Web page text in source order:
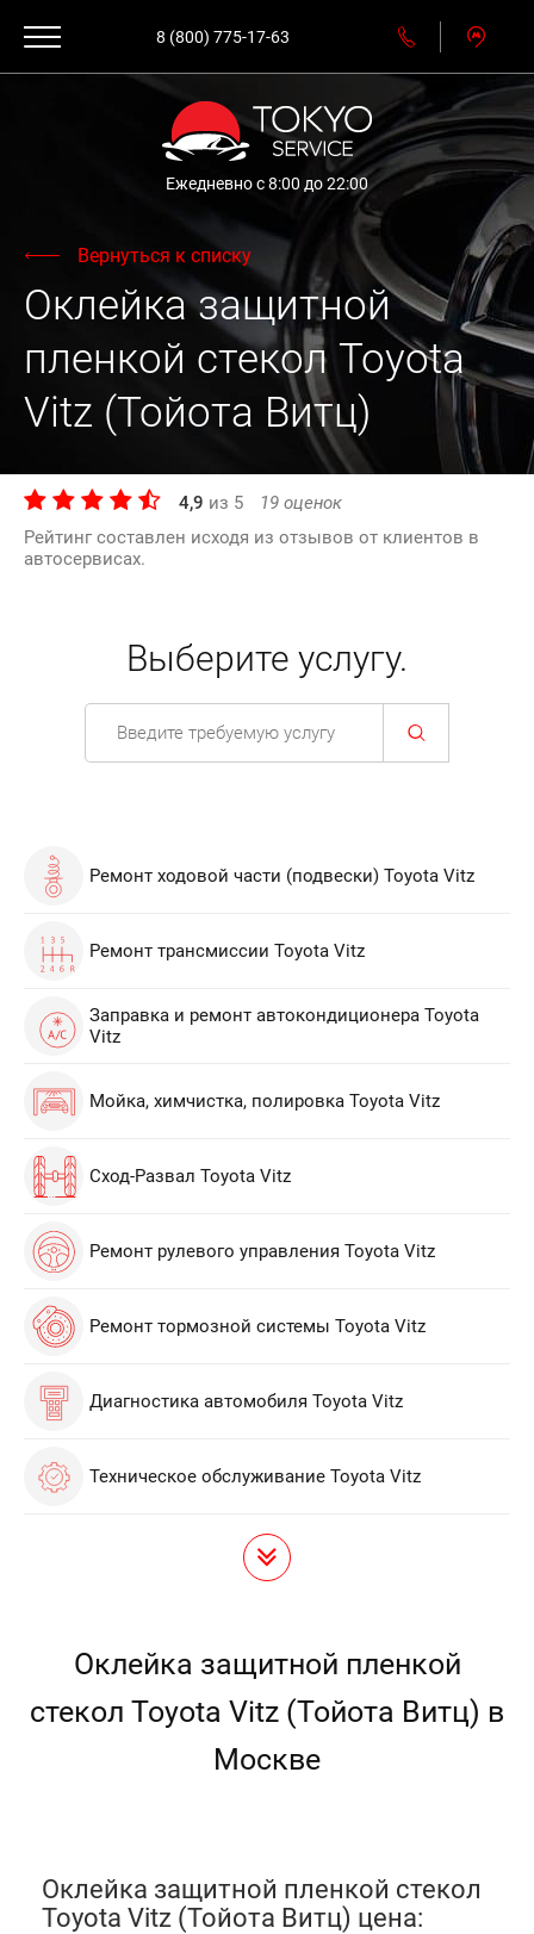
8 (800) 775-17-63
Ежедневно с 8:00 до 22:00
Вернуться к списку
Оклейка защитной
пленкой стекол Toyota
Vitz (Тойота Витц)
4,9 из 5 19 оценок
Рейтинг составлен исходя из отзывов от клиентов в
автосервисах.
Выберите услугу.
Ремонт ходовой части (подвески) Toyota Vitz
Ремонт трансмиссии Toyota Vitz
Заправка и ремонт автокондиционера Toyota
Vitz
Мойка, химчистка, полировка Toyota Vitz
Сход-Развал Toyota Vitz
Ремонт рулевого управления Toyota Vitz
Ремонт тормозной системы Toyota Vitz
Диагностика автомобиля Toyota Vitz
Техническое обслуживание Toyota Vitz
Оклейка защитной пленкой
стекол Toyota Vitz (Тойота Витц) в
Москве
Оклейка защитной пленкой стекол
Toyota Vitz (Тойота Витц) цена: